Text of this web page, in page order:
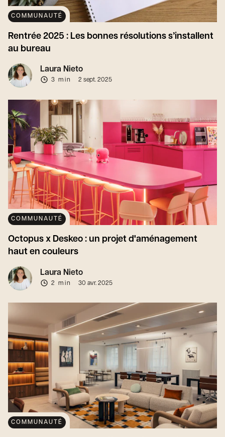
COMMUNAUTÉ
Rentrée 2025 : Les bonnes résolutions s’installent
au bureau
Laura Nieto
3 min 2 sept. 2025
COMMUNAUTÉ
Octopus x Deskeo : un projet d'aménagement
haut en couleurs
Laura Nieto
2 min 30 avr. 2025
COMMUNAUTÉ